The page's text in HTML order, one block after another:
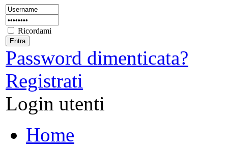
Ricordami
Password dimenticata?
Registrati
Login utenti
Home